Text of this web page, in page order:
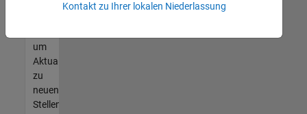
unseres
um
Aktualisierungen
zu
neuen
Stellenangeboten
Kontakt zu Ihrer lokalen Niederlassung